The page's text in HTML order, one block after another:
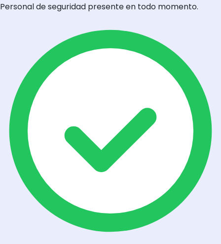
Personal de seguridad presente en todo momento.